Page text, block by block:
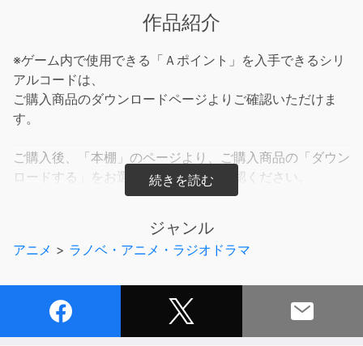
作品紹介
※ゲーム内で使用できる「Ａポイント」を入手できるシリ
アルコードは、
ご購入商品のダウンロードページよりご確認いただけま
す。
ご購入後、「本棚」のページより、ご購入商品の「ダウン
ロードする」をお選びいただき、ご確認ください。
古き時代より、五人の巫女の力が繁栄と平和をもたらした
場所。
輝き纏い舞い歌う。
ジャンル
アニメ > ラノベ・アニメ・ラジオドラマ